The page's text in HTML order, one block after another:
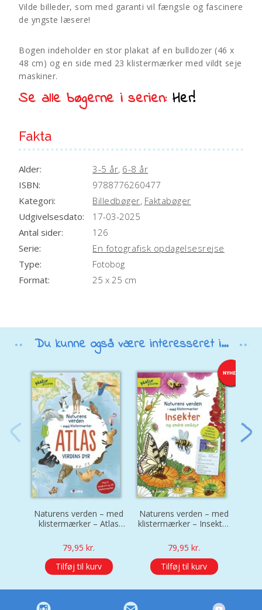
Vilde billeder, som med garanti vil fængsle og fascinere
de yngste læsere!
Bogen indeholder en stor plakat af en bulldozer (46 x
48 cm) og en side med 23 klistermærker med vildt seje
maskiner.
Se alle bøgerne i serien: Her!
Fakta
Alder: 3-5 år, 6-8 år
ISBN:
9788776260477
Kategori:
Billedbøger, Faktabøger
Udgivelsesdato:
17-03-2025
Antal sider:
126
Serie:
En fotografisk opdagelsesrejse
Type:
Fotobog
Format:
25 x 25 cm
Du kunne også være interesseret i...
Naturens verden – med
klistermærker – Atlas
79,95kr.
Tilføj til kurv
Naturens verden – med
klistermærker – Insekter
79,95kr.
Tilføj til kurv